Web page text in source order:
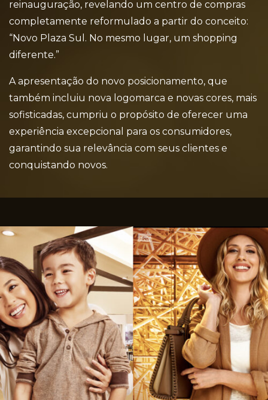
reinauguração, revelando um centro de compras
completamente reformulado a partir do conceito:
“Novo Plaza Sul. No mesmo lugar, um shopping
diferente.”
A apresentação do novo posicionamento, que
também incluiu nova logomarca e novas cores, mais
sofisticadas, cumpriu o propósito de oferecer uma
experiência excepcional para os consumidores,
garantindo sua relevância com seus clientes e
conquistando novos.